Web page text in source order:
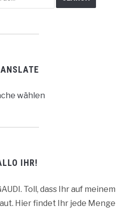
wählen
IHR!
Toll, dass Ihr auf meinem
Hier findet Ihr jede Menge